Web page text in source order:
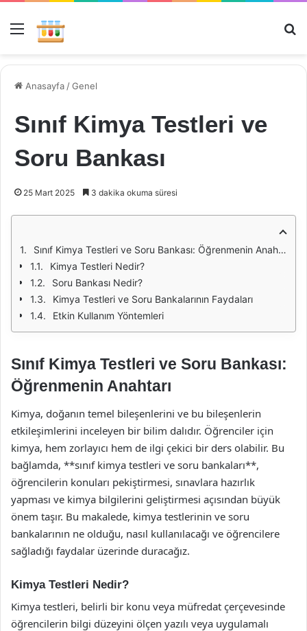
Menü
Anasayfa /Genel
Sınıf Kimya Testleri ve
Soru Bankası
25 Mart 2025 3 dakika okuma süresi
Sınıf Kimya Testleri ve Soru Bankası: Öğrenmenin Anahtarı
Kimya Testleri Nedir?
Soru Bankası Nedir?
Kimya Testleri ve Soru Bankalarının Faydaları
Etkin Kullanım Yöntemleri
Sınıf Kimya Testleri ve Soru Bankası:
Öğrenmenin Anahtarı
Kimya, doğanın temel bileşenlerini ve bu bileşenlerin
etkileşimlerini inceleyen bir bilim dalıdır. Öğrenciler için
kimya, hem zorlayıcı hem de ilgi çekici bir ders olabilir. Bu
bağlamda, **sınıf kimya testleri ve soru bankaları**,
öğrencilerin konuları pekiştirmesi, sınavlara hazırlık
yapması ve kimya bilgilerini geliştirmesi açısından büyük
önem taşır. Bu makalede, kimya testlerinin ve soru
bankalarının ne olduğu, nasıl kullanılacağı ve öğrencilere
sağladığı faydalar üzerinde duracağız.
Kimya Testleri Nedir?
Kimya testleri, belirli bir konu veya müfredat çerçevesinde
öğrencilerin bilgi düzeyini ölçen yazılı veya uygulamalı